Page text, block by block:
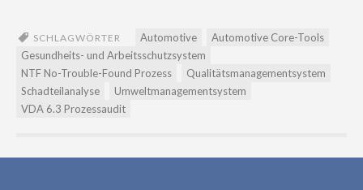
SCHLAGWÖRTER Automotive
Automotive Core-Tools
Gesundheits- und Arbeitsschutzsystem
NTF No-Trouble-Found Prozess
Qualitätsmanagementsystem
Schadteilanalyse
Umweltmanagementsystem
VDA 6.3 Prozessaudit